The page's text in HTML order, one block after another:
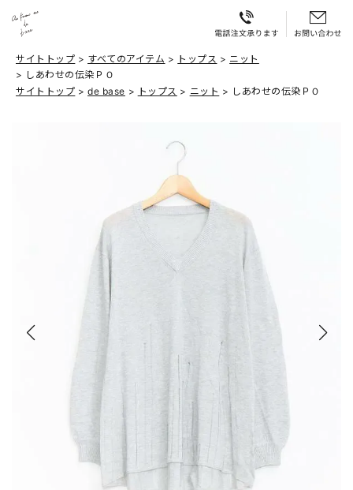
サイトトップ すべてのアイテム トップス
ニット
しあわせの伝染ＰＯ
サイトトップ
de base トップス ニット しあわせの伝染ＰＯ